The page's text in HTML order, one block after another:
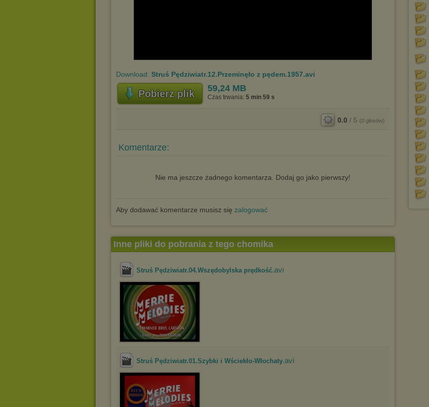
Download: Struś Pędziwiatr.12.Przeminęło z pędem.1957.avi
Pobierz plik 59,24 MB
Czas trwania: 5 min 59 s
0.0 / 5 (0 głosów)
Komentarze:
Nie ma jeszcze żadnego komentarza. Dodaj go jako pierwszy!
Aby dodawać komentarze musisz się zalogować
Inne pliki do pobrania z tego chomika
Struś Pędziwiatr.04.Wszędobylska prędkość.avi
Struś Pędziwiatr.01.Szybki i Wściekło-Włochaty.avi